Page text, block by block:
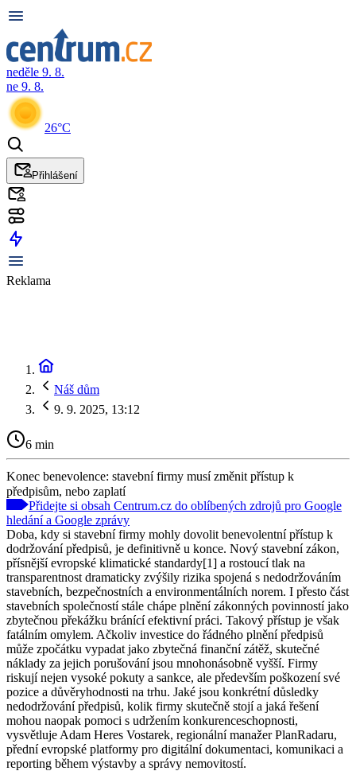
neděle 9. 8.
ne 9. 8.
26°C
Přihlášení
Reklama
Náš dům
9. 9. 2025, 13:12
6 min
Konec benevolence: stavební firmy musí změnit přístup k
předpisům, nebo zaplatí
Přidejte si obsah Centrum.cz do oblíbených zdrojů pro Google
hledání a Google zprávy
Doba, kdy si stavební firmy mohly dovolit benevolentní přístup k
dodržování předpisů, je definitivně u konce. Nový stavební zákon,
přísnější evropské klimatické standardy[1] a rostoucí tlak na
transparentnost dramaticky zvýšily rizika spojená s nedodržováním
stavebních, bezpečnostních a environmentálních norem. I přesto část
stavebních společností stále chápe plnění zákonných povinností jako
zbytečnou překážku bránící efektivní práci. Takový přístup je však
fatálním omylem. Ačkoliv investice do řádného plnění předpisů
může zpočátku vypadat jako zbytečná finanční zátěž, skutečné
náklady za jejich porušování jsou mnohonásobně vyšší. Firmy
riskují nejen vysoké pokuty a sankce, ale především poškození své
pozice a důvěryhodnosti na trhu. Jaké jsou konkrétní důsledky
nedodržování předpisů, kolik firmy skutečně stojí a jaká řešení
mohou naopak pomoci s udržením konkurenceschopnosti,
vysvětluje Adam Heres Vostarek, regionální manažer PlanRadaru,
přední evropské platformy pro digitální dokumentaci, komunikaci a
reporting během výstavby a správy nemovitostí.